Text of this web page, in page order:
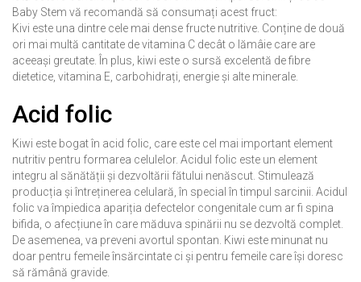
Baby Stem vă recomandă să consumați acest fruct:
Kivi este una dintre cele mai dense fructe nutritive. Conține de două
ori mai multă cantitate de vitamina C decât o lămâie care are
aceeași greutate. În plus, kiwi este o sursă excelentă de fibre
dietetice, vitamina E, carbohidrați, energie și alte minerale.
Acid folic
Kiwi este bogat în acid folic, care este cel mai important element
nutritiv pentru formarea celulelor. Acidul folic este un element
integru al sănătății și dezvoltării fătului nenăscut. Stimulează
producția și întreținerea celulară, în special în timpul sarcinii. Acidul
folic va împiedica apariția defectelor congenitale cum ar fi spina
bifida, o afecțiune în care măduva spinării nu se dezvoltă complet.
De asemenea, va preveni avortul spontan. Kiwi este minunat nu
doar pentru femeile însărcintate ci și pentru femeile care își doresc
să rămână gravide.